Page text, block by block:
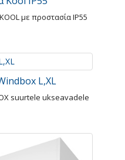
με προστασία IP55
L,XL
suurtele ukseavadele